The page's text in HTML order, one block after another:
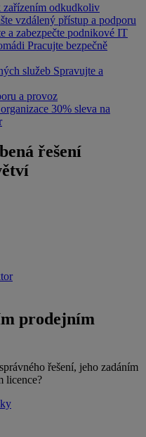
zařízením odkudkoliv
vzdálený přístup a podporu
a zabezpečte podnikové IT
Pracujte bezpečně
služeb Spravujte a
a provoz
30% sleva na
řešení
prodejním
řešení, jeho zadáním
licence?